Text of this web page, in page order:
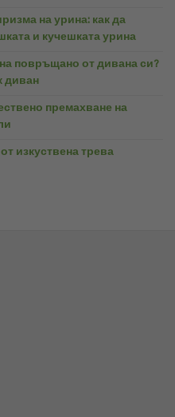
на урина: как да
и кучешката урина
повръщано от дивана си?
диван
премахване на
изкуствена трева